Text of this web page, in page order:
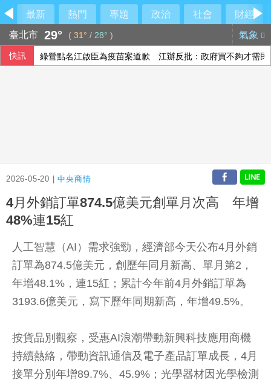
最新 熱門 專題 政治 社會
財經
臺北市 29° ( 31° / 28° ) 氣象
快訊 綠營點名江啟臣為疫苗案道歉 江辦反批：政府買不夠才需民
2026-05-20 |中央商情
4月外銷訂單874.5億美元創單月次高 年增
48%連15紅
人工智慧（AI）需求強勁，經濟部今天公布4月外銷
訂單為874.5億美元，創歷年同月新高、單月第2，
年增48.1%，連15紅；累計今年前4月外銷訂單為
3193.6億美元，寫下歷年同期新高，年增49.5%。
按貨品別觀察，受惠AI浪潮帶動新興科技應用商機
持續熱絡，帶動資訊通信及電子產品訂單成長，4月
接單分別年增89.7%、45.9%；光學器材因光學檢測